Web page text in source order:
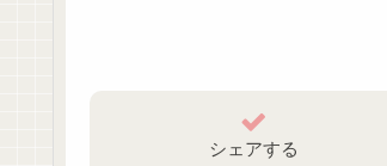
シェアする